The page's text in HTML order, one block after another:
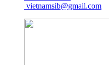
vietnamsib@gmail.com